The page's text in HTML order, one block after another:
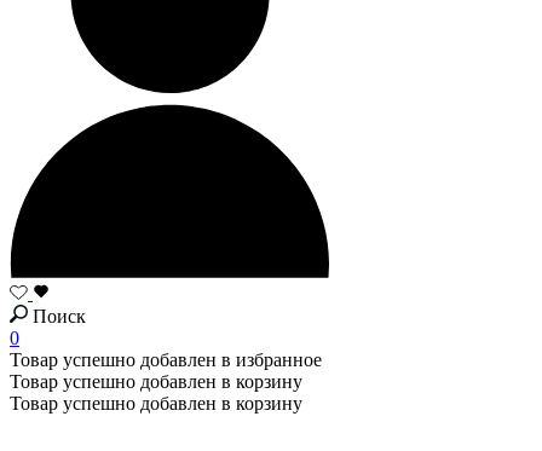
Поиск
0
Товар успешно добавлен в избранное
Товар успешно добавлен в корзину
Товар успешно добавлен в корзину